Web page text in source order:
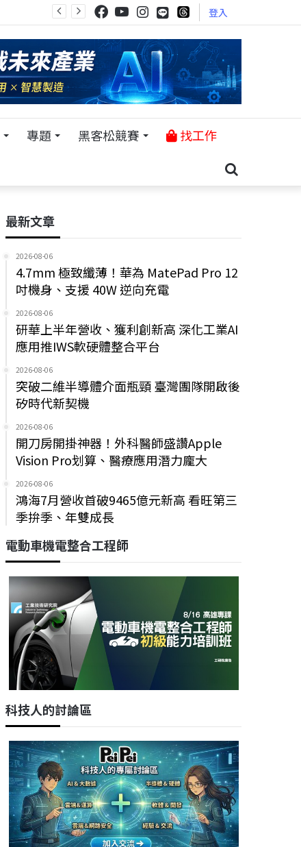
登入
專題 黑客松競賽 找工作
最新文章
2026-08-06
4.7mm 極致纖薄！華為 MatePad Pro 12
吋機身、支援 40W 逆向充電
2026-08-06
研華上半年營收、獲利創新高 深化工業AI
應用推IWS軟硬體整合平台
2026-08-06
突破二維半導體介面瓶頸 臺灣團隊開啟後
矽時代新契機
2026-08-06
開刀房開掛神器！外科醫師盛讚Apple
Vision Pro划算、醫療應用潛力龐大
2026-08-06
鴻海7月營收首破9465億元新高 看旺第三
季拚季、年雙成長
電動車機電整合工程師
科技人的討論區